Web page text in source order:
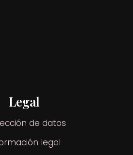
Legal
de datos
legal